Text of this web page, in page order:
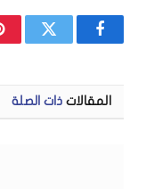
فيسبوكتويتر
المقالات ذات الصلة